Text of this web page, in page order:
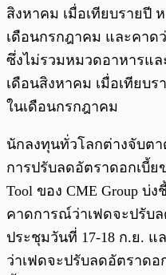
สิงหาคม เมื่อเทียบรายปี
เดือนกรกฎาคม และคาด
ซึ่งไม่รวมหมวดอาหารแล
เดือนสิงหาคม เมื่อเทียบร
ในเดือนกรกฎาคม
นักลงทุนทั่วโลกต่างจับต
การปรับลดอัตราดอกเบี้ย
Tool ของ CME Group บ่
คาดการณ์ว่าเฟดจะปรับล
ประชุมวันที่ 17-18 ก.ย.
ว่าเฟดจะปรับลดอัตราดอ